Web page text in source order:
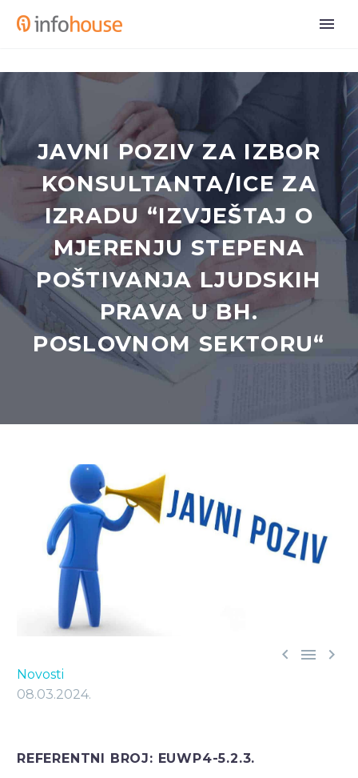
JAVNI POZIV ZA IZBOR
KONSULTANTA/ICE ZA
IZRADU “IZVJEŠTAJ O
MJERENJU STEPENA
POŠTIVANJA LJUDSKIH
PRAVA U BH.
POSLOVNOM SEKTORU“
  
Novosti
08.03.2024.
REFERENTNI BROJ: EUWP4-5.2.3.